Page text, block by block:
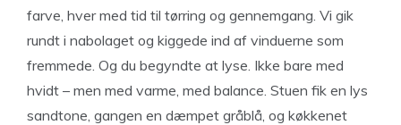
farve, hver med tid til tørring og gennemgang. Vi gik
rundt i nabolaget og kiggede ind af vinduerne som
fremmede. Og du begyndte at lyse. Ikke bare med
hvidt – men med varme, med balance. Stuen fik en lys
sandtone, gangen en dæmpet gråblå, og køkkenet